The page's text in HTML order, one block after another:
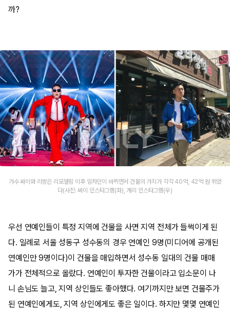
까?
​가수 싸이와 리쌍은 리모델링 이후 임차인이 바뀌면서 건물의 가치가 각각 40억, 42억 원 뛰었
다(사진: 싸이 인스타그램(좌), 개리 인스타그램(우)
우선 연예인들이 특정 지역에 건물을 사면 지역 전체가 들썩이게 된
다. 일례로 서울 성동구 성수동의 경우 연예인 9명(미디어에 공개된
연예인만 9명이다)이 건물을 매입하면서 성수동 일대의 건물 매매
가가 전체적으로 올랐다. 연예인이 투자한 건물이라고 입소문이 나
니 손님도 늘고, 지역 상인들도 좋아했다. 여기까지만 보면 건물주가
된 연예인에게도, 지역 상인에게도 좋은 일이다. 하지만 몇몇 연예인